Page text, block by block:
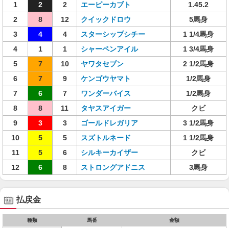
1 2 2 エーピーカブト
1.45.2
2
8 12 クイックドロウ
5馬身
3
4 4 スターシップシチー
1 1/4馬身
4
1 1 シャーペンアイル
1 3/4馬身
5
7 10 ヤワタセブン
2 1/2馬身
6
7 9 ケンゴウヤマト
1/2馬身
7
6 7 ワンダーバイス
1/2馬身
8
8 11 タヤスアイガー
クビ
9
3 3 ゴールドレガリア
3 1/2馬身
10
5 5 スズトルネード
1 1/2馬身
11
5 6 シルキーカイザー
クビ
12
6 8 ストロングアドニス 3馬身
払戻金
種類 馬番 金額